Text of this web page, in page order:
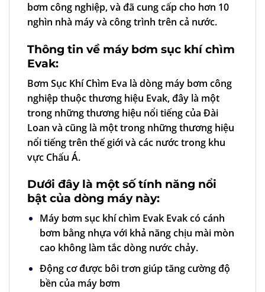
bơm công nghiệp, và đã cung cấp cho hơn 10
nghìn nhà máy và công trình trên cả nước.
Thông tin về máy bơm sục khí chìm
Evak:
Bơm Sục Khí Chìm Eva là dòng máy bơm công
nghiệpthuộc thương hiệu Evak, đây là một
trong những thương hiệu nổi tiếng của Đài
Loan và cũng là một trong những thương hiệu
nổi tiếng trên thế giới và các nước trong khu
vực Chấu Á.
Dưới đây là một số tính năng nổi
bật của dòng máy này:
Máy bơm sục khí chìm Evak Evak có cánh
bơm bằng nhựa với khả năng chịu mài mòn
cao không làm tắc dòng nước chảy.
Động cơ được bôi trơn giúp tăng cường độ
bền của máy bơm